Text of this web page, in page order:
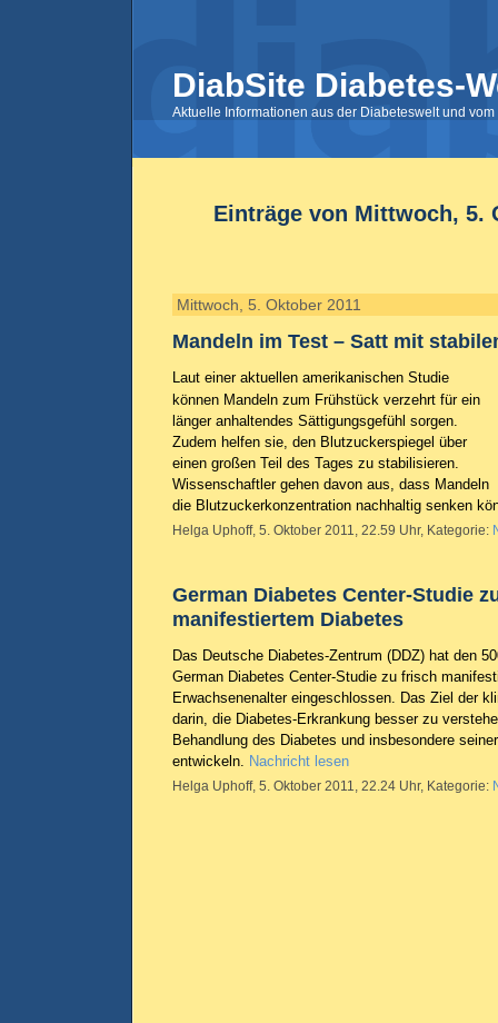
DiabSite Diabetes-
Aktuelle Informationen aus der Diabeteswelt und
Einträge von Mittwoch, 5.
Mittwoch, 5. Oktober 2011
Mandeln im Test – Satt mit
Laut einer aktuellen amerikanischen Studie
können Mandeln zum Frühstück verzehrt für ein
länger anhaltendes Sättigungsgefühl sorgen.
Zudem helfen sie, den Blutzuckerspiegel über
einen großen Teil des Tages zu stabilisieren.
Wissenschaftler gehen davon aus, dass Mandeln
die Blutzuckerkonzentration nachhaltig senken
Helga Uphoff, 5. Oktober 2011, 22.59 Uhr, Kategorie:
German Diabetes Center-Studie
manifestiertem Diabetes
Das Deutsche Diabetes-Zentrum (DDZ) hat den
German Diabetes Center-Studie zu frisch
Erwachsenenalter eingeschlossen. Das Ziel der
darin, die Diabetes-Erkrankung besser zu
Behandlung des Diabetes und insbesondere
entwickeln. Nachricht lesen
Helga Uphoff, 5. Oktober 2011, 22.24 Uhr, Kategorie: